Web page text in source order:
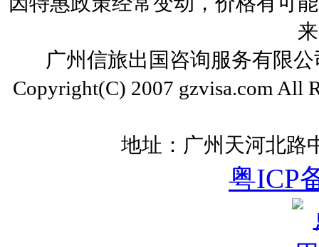
广州信旅出国咨询服务有限
Copyright(C) 2007 gzvisa.com All
地址：广州天河北路
粤ICP